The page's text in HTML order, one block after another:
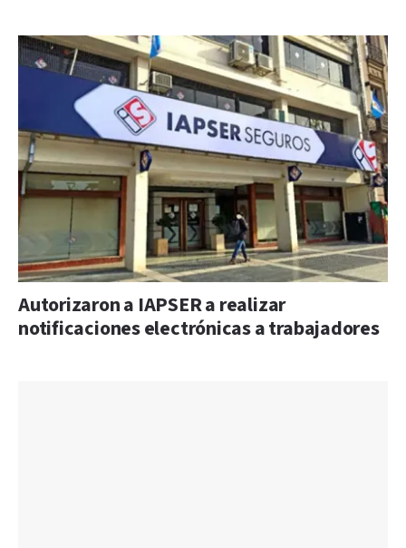
Autorizaron a IAPSER a realizar
notificaciones electrónicas a trabajadores